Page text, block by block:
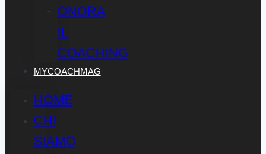
ONORA
IL
COACHING
MYCOACHMAG
HOME
CHI
SIAMO